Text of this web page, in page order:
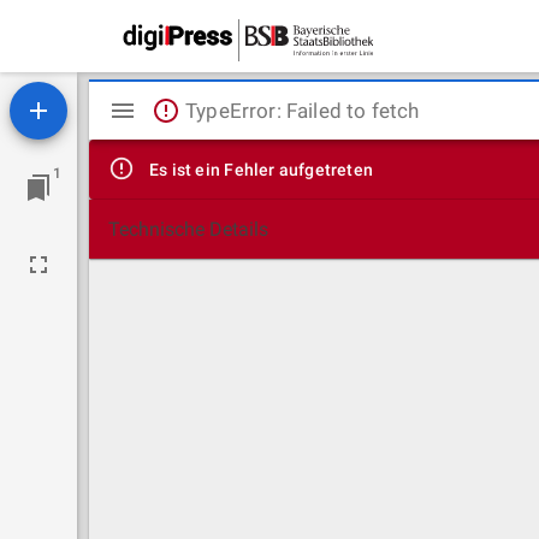
1
Mirador
Viewer
TypeError: Failed to fetch
Es ist ein Fehler aufgetreten
Technische Details